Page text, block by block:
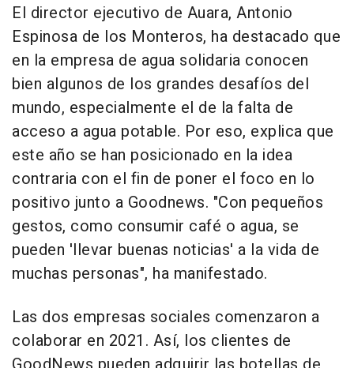
El director ejecutivo de Auara, Antonio
Espinosa de los Monteros, ha destacado que
en la empresa de agua solidaria conocen
bien algunos de los grandes desafíos del
mundo, especialmente el de la falta de
acceso a agua potable. Por eso, explica que
este año se han posicionado en la idea
contraria con el fin de poner el foco en lo
positivo junto a Goodnews. "Con pequeños
gestos, como consumir café o agua, se
pueden 'llevar buenas noticias' a la vida de
muchas personas", ha manifestado.
Las dos empresas sociales comenzaron a
colaborar en 2021. Así, los clientes de